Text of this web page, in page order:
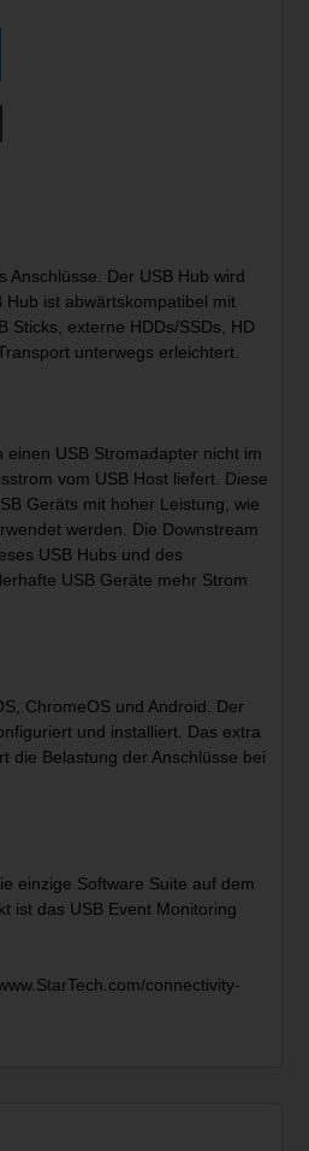
Anschlüsse. Der USB Hub wird
Hub ist abwärtskompatibel mit
Sticks, externe HDDs/SSDs, HD
unterwegs erleichtert.
USB Stromadapter nicht im
vom USB Host liefert. Diese
Geräts mit hoher Leistung, wie
werden. Die Downstream
USB Hubs und des
USB Geräte mehr Strom
ChromeOS und Android. Der
und installiert. Das extra
die Belastung der Anschlüsse bei
einzige Software Suite auf dem
ist das USB Event Monitoring
connectivity-